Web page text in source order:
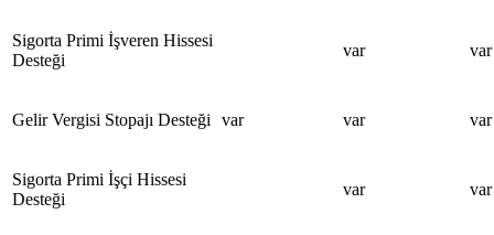
Sigorta Primi İşveren Hissesi
Desteği
var var
Gelir Vergisi Stopajı Desteği var var var
Sigorta Primi İşçi Hissesi
Desteği
var var